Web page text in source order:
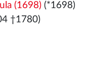
(1698)(*1698)
†1780)